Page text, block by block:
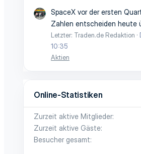
SpaceX vor der ersten
Zahlen entscheiden heute
Letzter: Traden.de Redaktion
10:35
Aktien
Online-Statistiken
Zurzeit aktive Mitglieder
Zurzeit aktive Gäste
Besucher gesamt